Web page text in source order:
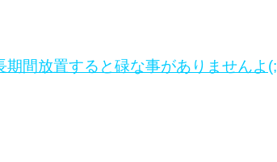
間放置すると碌な事がありませんよ(;